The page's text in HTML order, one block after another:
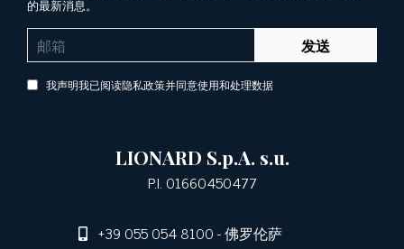
的最新消息。
发送
我声明我已阅读隐私政策并同意使用和处理数据
LIONARD S.p.A. s.u.
P.I. 01660450477
+39 055 054 8100- 佛罗伦萨